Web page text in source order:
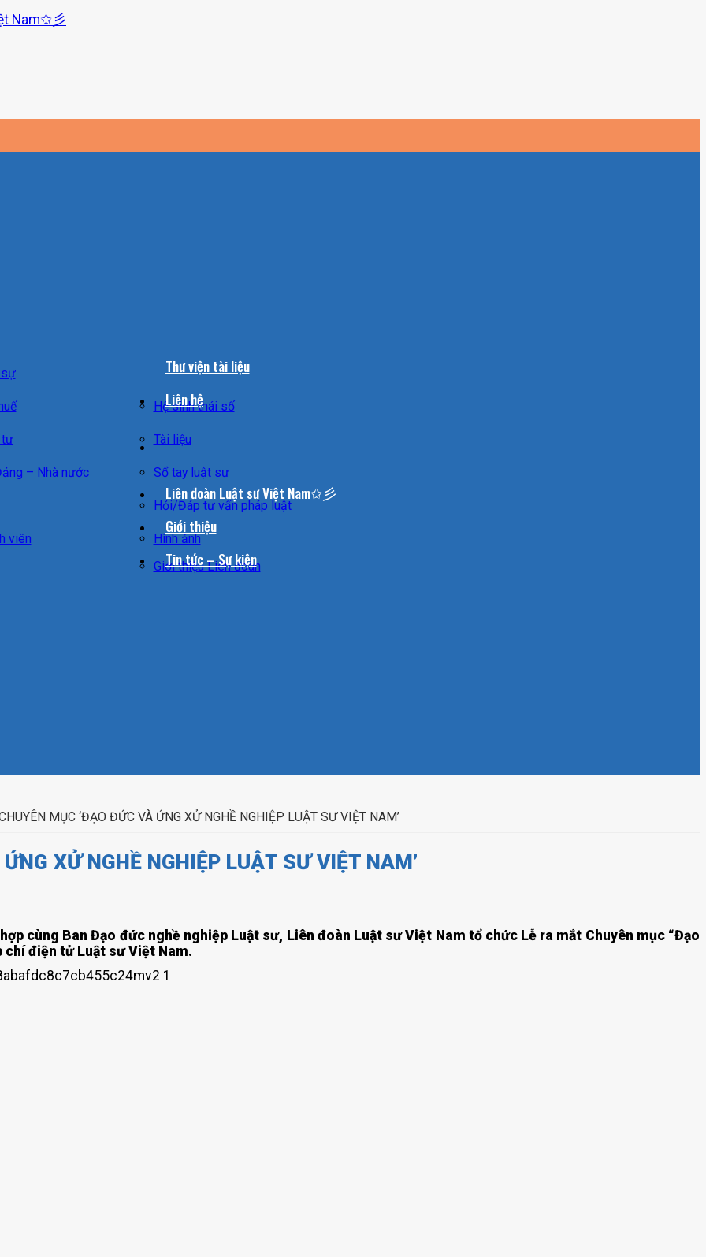
tư
– Nhà nước
viên
Thư viện tài liệu
Hệ sinh thái số
Tài liệu
Sổ tay luật sư
Hỏi/Đáp tư vấn pháp luật
Hình ảnh
Liên hệ
Liên đoàn Luật sư Việt Nam✩彡
Giới thiệu
Giới thiệu Liên đoàn
Tin tức – Sự kiện
MỤC ‘ĐẠO ĐỨC VÀ ỨNG XỬ NGHỀ NGHIỆP LUẬT SƯ VIỆT NAM’
XỬ NGHỀ NGHIỆP LUẬT SƯ VIỆT NAM’
cùng Ban Đạo đức nghề nghiệp Luật sư, Liên đoàn Luật sư Việt Nam tổ chức Lễ ra mắt Chuyên mục “Đạo
chí điện tử Luật sư Việt Nam.